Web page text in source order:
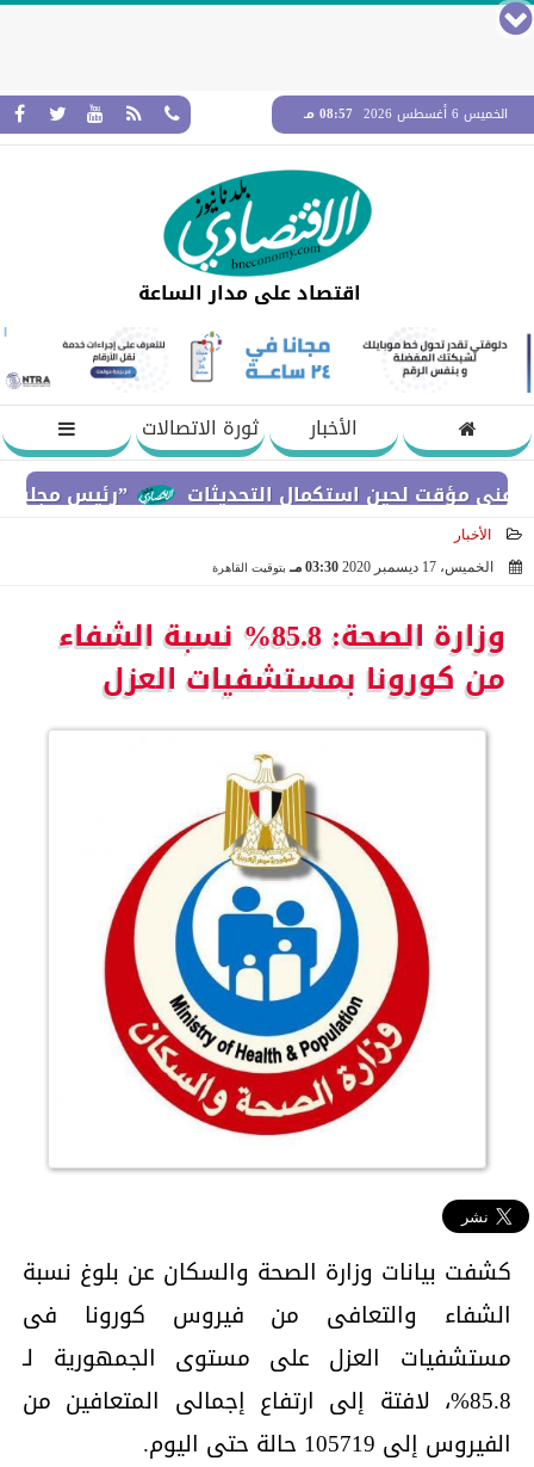
الخميس 6 أغسطس 2026 08:57 مـ
اقتصاد على مدار الساعة
الأخبار
ثورة الاتصالات
”رئيس مجلس
الأخبار
الخميس، 17 ديسمبر 2020
03:30 مـ بتوقيت القاهرة
وزارة الصحة: 85.8% نسبة الشفاء
من كورونا بمستشفيات العزل
كشفت بيانات وزارة الصحة والسكان عن بلوغ نسبة
الشفاء والتعافى من فيروس كورونا فى
مستشفيات العزل على مستوى الجمهورية لـ
85.8%، لافتة إلى ارتفاع إجمالى المتعافين من
الفيروس إلى 105719 حالة حتى اليوم.